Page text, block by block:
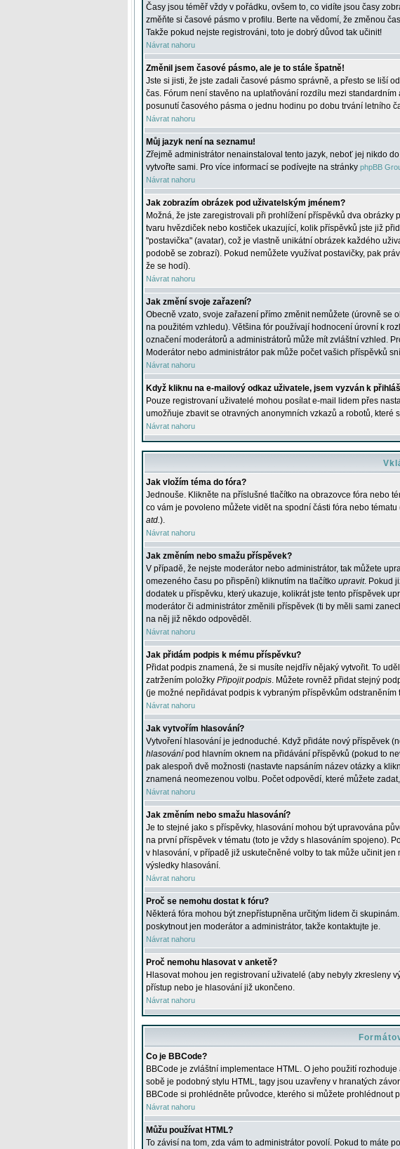
Časy jsou téměř vždy v pořádku, ovšem to, co vidíte jsou časy
změňte si časové pásmo v profilu. Berte na vědomí, že změnou
Takže pokud nejste registrováni, toto je dobrý důvod tak učinit!
Návrat nahoru
Změnil jsem časové pásmo, ale je to stále špatně!
Jste si jisti, že jste zadali časové pásmo správně, a přesto se liší
čas. Fórum není stavěno na uplatňování rozdílu mezi
posunutí časového pásma o jednu hodinu po dobu trvání letního
Návrat nahoru
Můj jazyk není na seznamu!
Zřejmě administrátor nenainstaloval tento jazyk, neboť jej nikdo
vytvořte sami. Pro více informací se podívejte na stránky phpBB
Návrat nahoru
Jak zobrazím obrázek pod uživatelským jménem?
Možná, že jste zaregistrovali při prohlížení příspěvků dva
tvaru hvězdiček nebo kostiček ukazující, kolik příspěvků jste již
"postavička" (avatar), což je vlastně unikátní obrázek každého
podobě se zobrazí). Pokud nemůžete využívat postavičky, pak
že se hodí).
Návrat nahoru
Jak změní svoje zařazení?
Obecně vzato, svoje zařazení přímo změnit nemůžete (úrovně se
na použitém vzhledu). Většina fór používají hodnocení úrovní k
označení moderátorů a administrátorů může mít zvláštní vzhled.
Moderátor nebo administrátor pak může počet vašich příspěvků
Návrat nahoru
Když kliknu na e-mailový odkaz uživatele, jsem vyzván k
Pouze registrovaní uživatelé mohou posílat e-mail lidem přes
umožňuje zbavit se otravných anonymních vzkazů a robotů, které
Návrat nahoru
Jak vložím téma do fóra?
Jednouše. Klikněte na příslušné tlačítko na obrazovce fóra nebo
co vám je povoleno můžete vidět na spodní části fóra nebo tématu
atd.).
Návrat nahoru
Jak změním nebo smažu příspěvek?
V případě, že nejste moderátor nebo administrátor, tak můžete
omezeného času po přispění) kliknutím na tlačítko upravit. Pokud
dodatek u příspěvku, který ukazuje, kolikrát jste tento příspěvek
moderátor či administrátor změnili příspěvek (ti by měli sami
na něj již někdo odpověděl.
Návrat nahoru
Jak přidám podpis k mému příspěvku?
Přidat podpis znamená, že si musíte nejdřív nějaký vytvořit. To
zatržením položky Připojit podpis. Můžete rovněž přidat stejný
(je možné nepřidávat podpis k vybraným příspěvkům odstraněním
Návrat nahoru
Jak vytvořím hlasování?
Vytvoření hlasování je jednoduché. Když přidáte nový příspěvek
hlasování pod hlavním oknem na přidávání příspěvků (pokud to
pak alespoň dvě možnosti (nastavte napsáním název otázky a
znamená neomezenou volbu. Počet odpovědí, které můžete
Návrat nahoru
Jak změním nebo smažu hlasování?
Je to stejné jako s příspěvky, hlasování mohou být upravována
na první příspěvek v tématu (toto je vždy s hlasováním spojeno).
v hlasování, v případě již uskutečněné volby to tak může učinit
výsledky hlasování.
Návrat nahoru
Proč se nemohu dostat k fóru?
Některá fóra mohou být znepřístupněna určitým lidem či
poskytnout jen moderátor a administrátor, takže kontaktujte je.
Návrat nahoru
Proč nemohu hlasovat v anketě?
Hlasovat mohou jen registrovaní uživatelé (aby nebyly zkresleny
přístup nebo je hlasování již ukončeno.
Návrat nahoru
Co je BBCode?
BBCode je zvláštní implementace HTML. O jeho použití
sobě je podobný stylu HTML, tagy jsou uzavřeny v hranatých
BBCode si prohlédněte průvodce, kterého si můžete prohlédnout
Návrat nahoru
Můžu používat HTML?
To závisí na tom, zda vám to administrátor povolí. Pokud to máte